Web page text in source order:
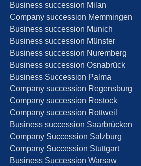
Business succes­si­on Milan
Compa­ny succes­si­on Memmingen
Business succes­si­on Munich
Business succes­si­on Münster
Business succes­si­on Nuremberg
Business succes­si­on Osnabrück
Business Succes­si­on Palma
Compa­ny succes­si­on Regensburg
Compa­ny succes­si­on Rostock
Compa­ny succes­si­on Rottweil
Business succes­si­on Saarbrücken
Compa­ny Succes­si­on Salzburg
Compa­ny Succes­si­on Stuttgart
Business Succes­si­on Warsaw